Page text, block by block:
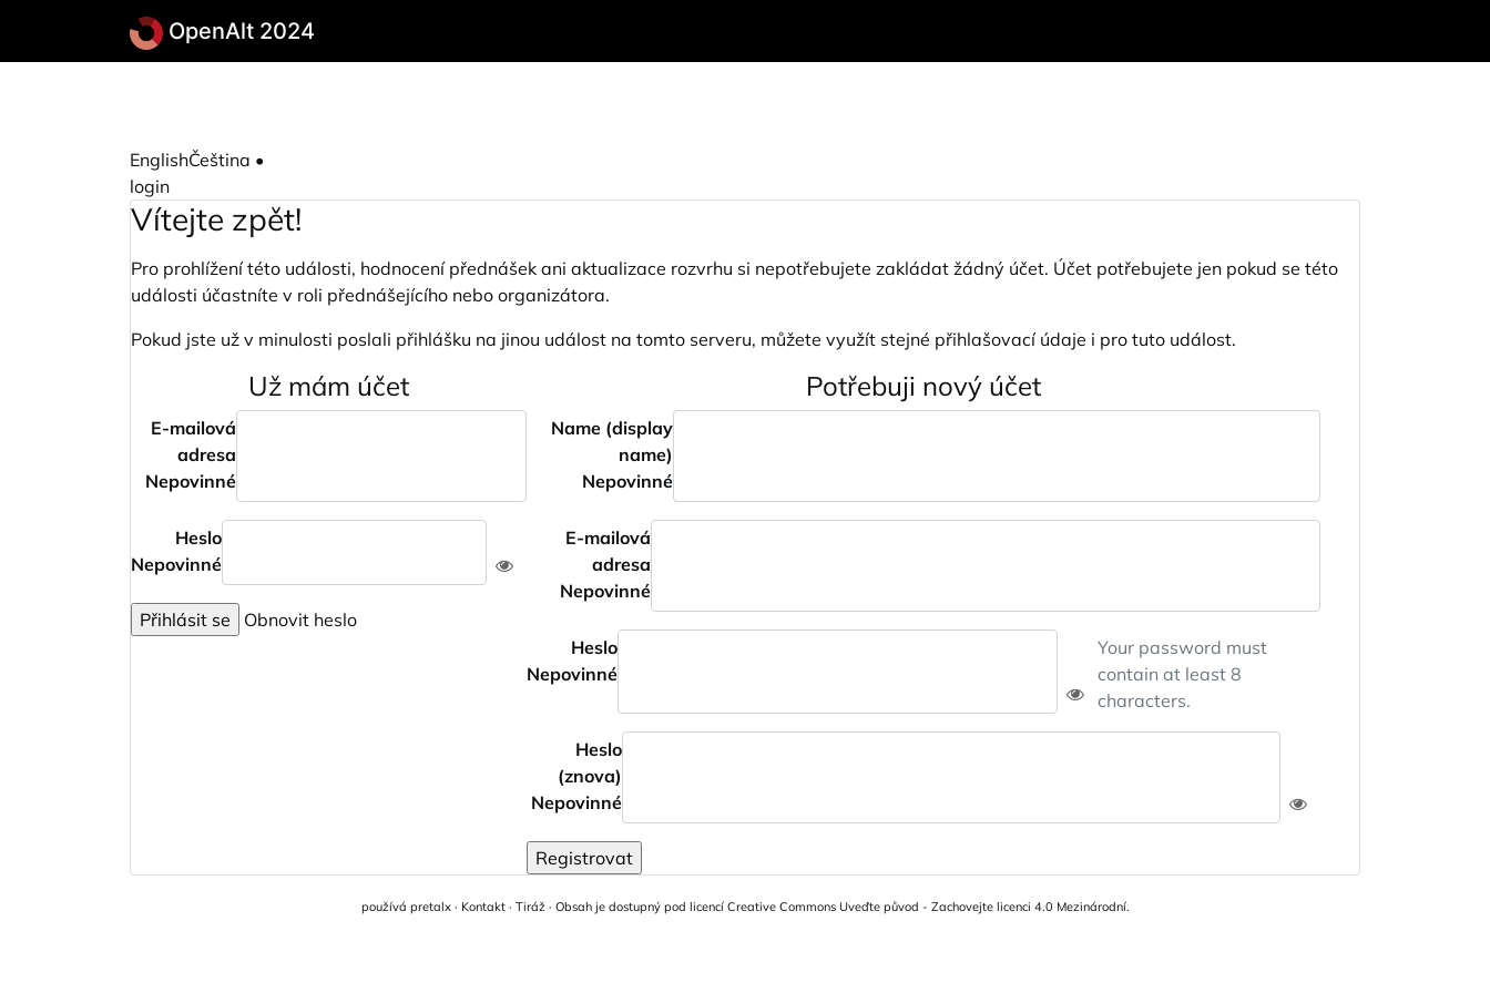
Přeskočit na hlavní obsah
OpenAlt 2024
EnglishČeština •
login
Vítejte zpět!
Pro prohlížení této události, hodnocení přednášek ani aktualizace rozvrhu si nepotřebujete zakládat žádný účet. Účet potřebujete jen pokud se této
události účastníte v roli přednášejícího nebo organizátora.
Pokud jste už v minulosti poslali přihlášku na jinou událost na tomto serveru, můžete využít stejné přihlašovací údaje i pro tuto událost.
Už mám účet
E-mailová
adresa
Nepovinné
Heslo
Nepovinné
Přihlásit se Obnovit heslo
Potřebuji nový účet
Name (display
name)
Nepovinné
E-mailová
adresa
Nepovinné
Heslo
Nepovinné
Your password must
contain at least 8
characters.
Heslo
(znova)
Nepovinné
Registrovat
používá pretalx· Kontakt· Tiráž· Obsah je dostupný pod licencí Creative Commons Uveďte původ - Zachovejte licenci 4.0 Mezinárodní.